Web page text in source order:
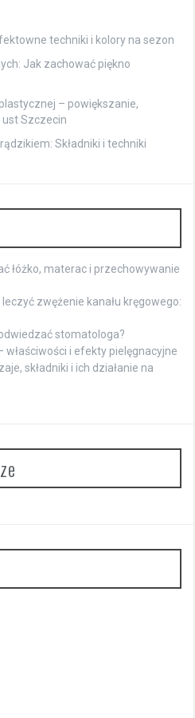
techniki i kolory na sezon
Jak zachować piękno
– powiększanie,
ust Szczecin
Składniki i techniki
łóżko, materac i przechowywanie
zwężenie kanału kręgowego:
stomatologa?
właściwości i efekty pielęgnacyjne
składniki i ich działanie na